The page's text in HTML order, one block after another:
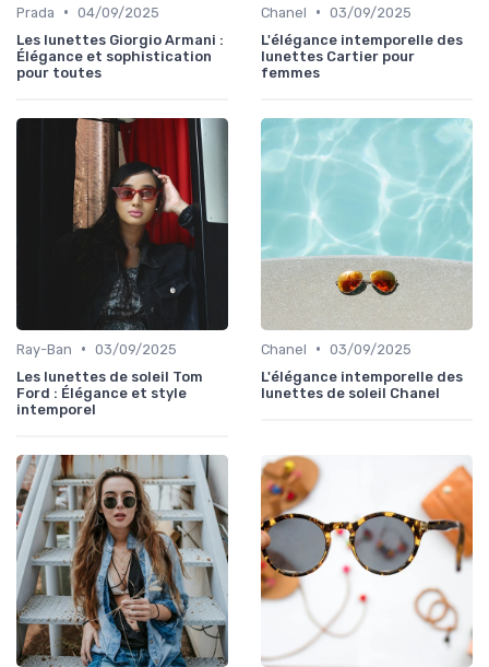
Prada • 04/09/2025
Les lunettes Giorgio Armani :
Élégance et sophistication
pour toutes
Chanel • 03/09/2025
L'élégance intemporelle des
lunettes Cartier pour
femmes
Ray-Ban • 03/09/2025
Les lunettes de soleil Tom
Ford : Élégance et style
intemporel
Chanel • 03/09/2025
L'élégance intemporelle des
lunettes de soleil Chanel